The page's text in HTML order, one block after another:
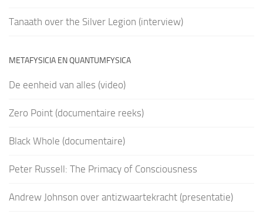
Tanaath over the Silver Legion (interview)
METAFYSICIA EN QUANTUMFYSICA
De eenheid van alles (video)
Zero Point (documentaire reeks)
Black Whole (documentaire)
Peter Russell: The Primacy of Consciousness
Andrew Johnson over antizwaartekracht (presentatie)